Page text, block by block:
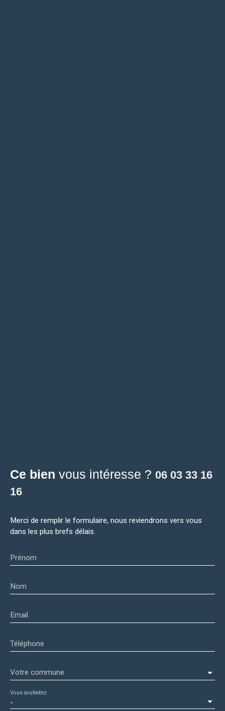
Ce bien vous intéresse ? 06 03 33 16
16
Merci de remplir le formulaire, nous reviendrons vers vous
dans les plus brefs délais.
Prénom
Nom
Email
Téléphone
Votre commune
-
Vous souhaitez